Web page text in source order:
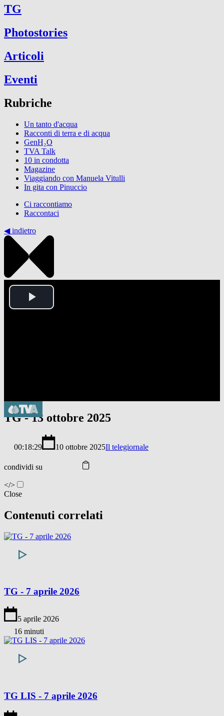
TG
Photostories
Articoli
Eventi
Rubriche
Un tanto d'acqua
Racconti di terra e di acqua
GenH₂O
TVA Talk
10 in condotta
Magazine
Viaggiando con Manuela Vitulli
In gita con Pinuccio
Ci raccontiamo
Raccontaci
◀︎ indietro
Play
TG - 13 ottobre 2025
00:18:29 10 ottobre 2025Il telegiornale
condividi su
</>
Close
Contenuti correlati
TG - 7 aprile 2026
5 aprile 2026
16 minuti
TG LIS - 7 aprile 2026